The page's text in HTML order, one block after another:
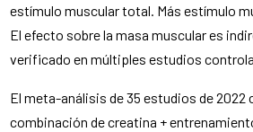
estímulo muscular total. Más estímulo
El efecto sobre la masa muscular es
verificado en múltiples estudios
El meta-análisis de 35 estudios de 2022
combinación de creatina +